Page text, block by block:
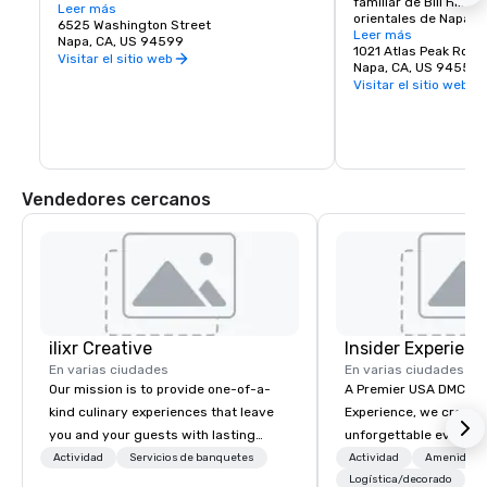
artes, comida gourmet, chocolates,
vinos y degustación de vinos. Regalos
románticos y objetos de colección del
valle de Napa y de todo el mundo, que
Leer más
6525 Washington Street
Napa, CA, US 94599
Visitar el sitio web
orientales de Napa.
Visítenos para
Solum, Expression
Leer más
1021 Atlas Peak Road
Napa, CA, US 94559
Visitar el sitio web
Vendedores cercanos
ilixr Creative
En varias ciudades
Our mission is to provide one-of-a-
kind culinary experiences that leave
you and your guests with lasting
memories and satiated palates. Every
Actividad Servicios de banquetes
Insider
En varias ciudades
A Premier USA DMC Partner
Experience, we create
unforgettable events
access to premium
class entertainment,
Actividad
Logística/decorado